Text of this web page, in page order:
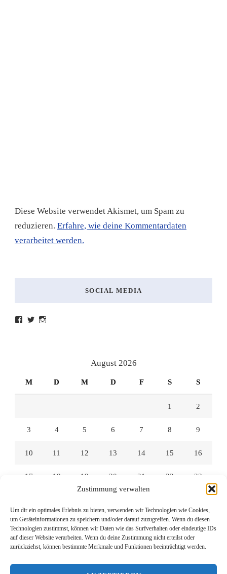
Zustimmung verwalten
Um dir ein optimales Erlebnis zu bieten, verwenden wir Technologien wie Cookies,
um Geräteinformationen zu speichern und/oder darauf zuzugreifen. Wenn du diesen
Technologien zustimmst, können wir Daten wie das Surfverhalten oder eindeutige IDs
auf dieser Website verarbeiten. Wenn du deine Zustimmung nicht erteilst oder
zurückziehst, können bestimmte Merkmale und Funktionen beeinträchtigt werden.
Diese Website verwendet Akismet, um Spam zu
reduzieren. Erfahre, wie deine Kommentardaten
verarbeitet werden.
SOCIAL MEDIA
ProfilProfil
August 2026
M D M D F S S
1 2
3 4 5 6 7 8 9
10 11 12 13 14 15 16
17 18 19 20 21 22 23
31